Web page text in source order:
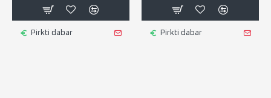
Pirkti dabar Pirkti dabar